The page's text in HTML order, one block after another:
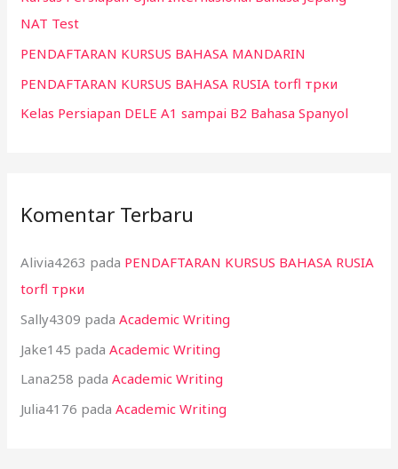
k
:
NAT Test
PENDAFTARAN KURSUS BAHASA MANDARIN
PENDAFTARAN KURSUS BAHASA RUSIA torfl трки
Kelas Persiapan DELE A1 sampai B2 Bahasa Spanyol
Komentar Terbaru
Alivia4263 pada PENDAFTARAN KURSUS BAHASA RUSIA
torfl трки
Sally4309 padaAcademic Writing
Jake145 padaAcademic Writing
Lana258 padaAcademic Writing
Julia4176 padaAcademic Writing